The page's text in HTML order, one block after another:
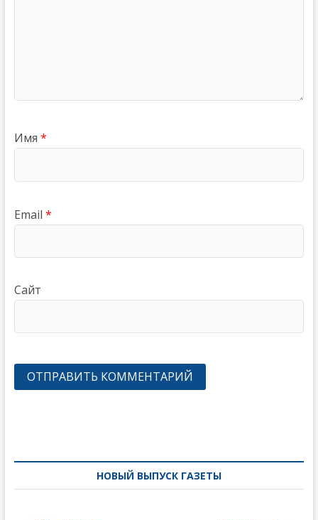
Имя *
Email *
Сайт
записямНОВЫЙ ВЫПУСК ГАЗЕТЫ